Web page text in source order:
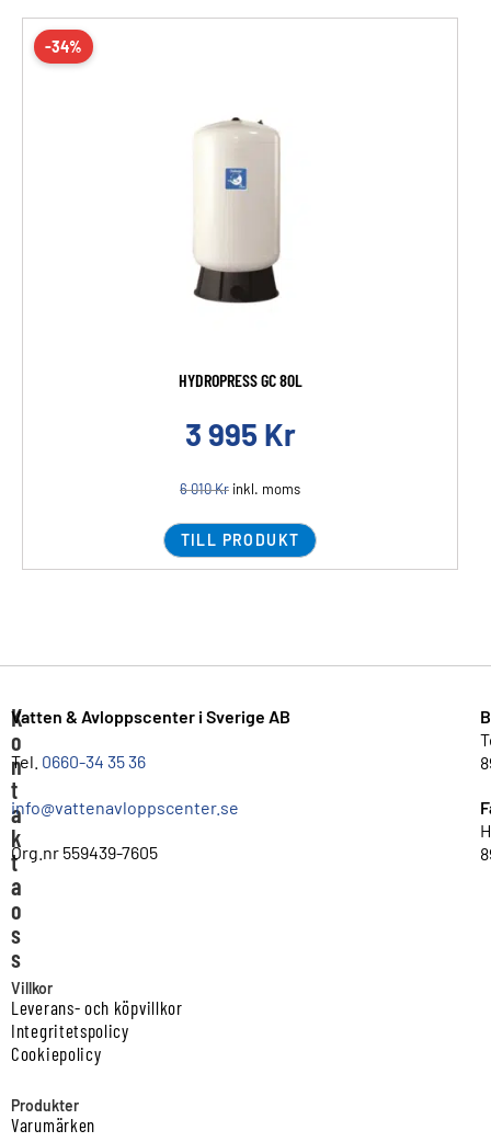
-34%
HYDROPRESS GC 80L
3 995 Kr
6 010Kr inkl. moms
TILL PRODUKT
K
o
n
t
a
k
t
a
o
s
s
Vatten & Avloppscenter i Sverige AB
Tel. 0660-34 35 36
info@vattenavloppscenter.se
Org.nr 559439-7605
Villkor
Leverans- och köpvillkor
Integritetspolicy
Cookiepolicy
Produkter
Varumärken